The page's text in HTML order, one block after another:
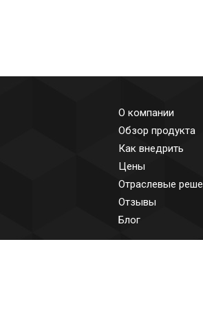
О компании
Обзор продукта
Как внедрить
Цены
Отраслевые
Отзывы
Блог